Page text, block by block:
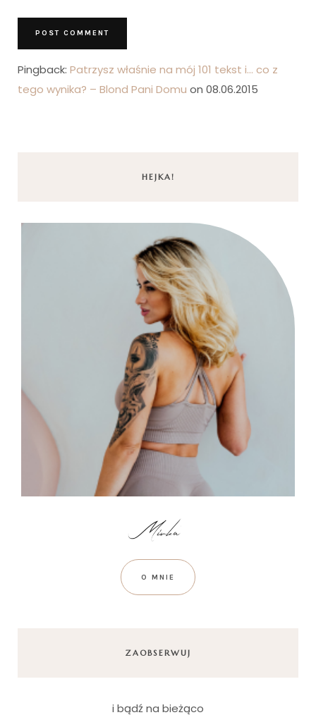
Pingback: Patrzysz właśnie na mój 101 tekst i… co z
tego wynika? – Blond Pani Domu on 08.06.2015
HEJKA!
O MNIE
ZAOBSERWUJ
i bądź na bieżąco